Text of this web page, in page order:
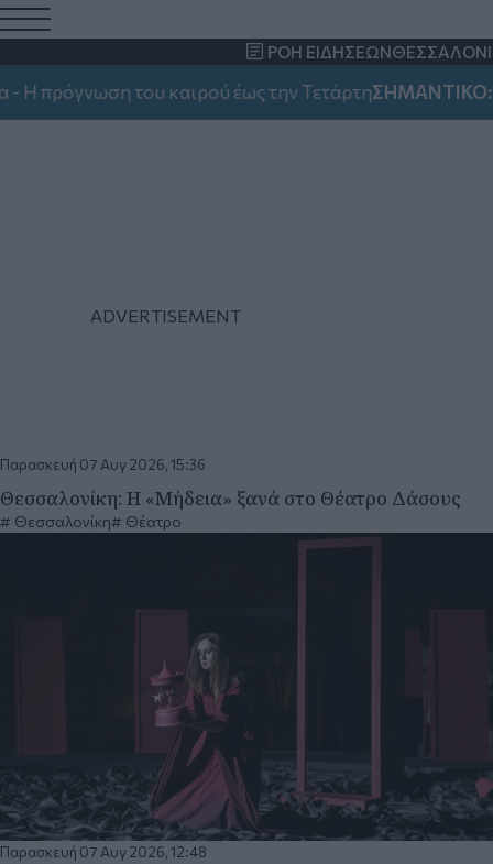
ΡΟΗ ΕΙΔΗΣΕΩΝ
του καιρού έως την ΤετάρτηΣΗΜΑΝΤΙΚΟ:
Θέατρο
Όλα τα νέα που αφορούν το θέατρο και θεατρικές
Παρασκευή 07 Αυγ 2026, 15:36
Θεσσαλονίκη: Η «Μήδεια» ξανά στο Θέατρο Δάσους
Θεσσαλονίκη Θέατρο
Παρασκευή 07 Αυγ 2026, 12:48